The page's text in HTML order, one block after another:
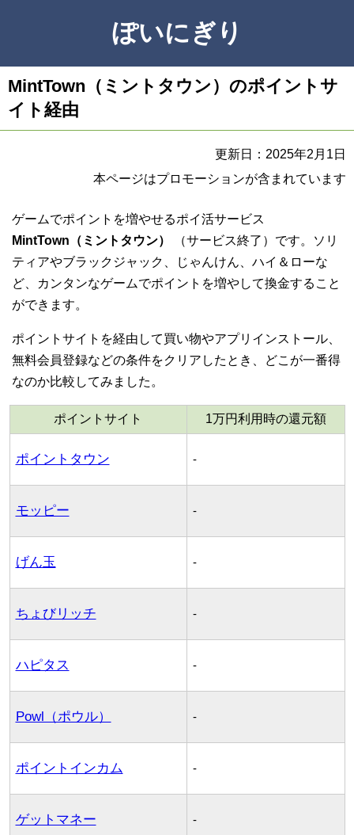
ぽいにぎり
MintTown（ミントタウン）のポイントサ
イト経由
更新日：2025年2月1日
本ページはプロモーションが含まれています
ゲームでポイントを増やせるポイ活サービス
MintTown（ミントタウン）
（サービス終了）です。ソリ
ティアやブラックジャック、じゃんけん、ハイ＆ローな
ど、カンタンなゲームでポイントを増やして換金すること
ができます。
ポイントサイトを経由して買い物やアプリインストール、
無料会員登録などの条件をクリアしたとき、どこが一番得
なのか比較してみました。
ポイントサイト 1万円利用時の還元額
ポイントタウン -
モッピー -
げん玉 -
ちょびリッチ -
ハピタス -
Powl（ポウル） -
ポイントインカム -
ゲットマネー -